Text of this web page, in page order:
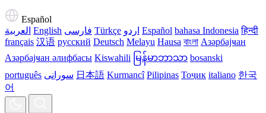
Español
العربية English فارسی Türkçe اردو Español bahasa Indonesia हिन्दी
français 汉语 русский Deutsch Melayu Hausa বাংলা Азәрбајҹан
Азәрбајҹан әлифбасы Kiswahili မြန်မာဘာသာ bosanski
português سورانی 日本語 Kurmancî Pilipinas Тоҷик italiano 한국
어